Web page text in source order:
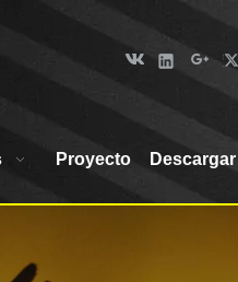
Proyecto Descargar